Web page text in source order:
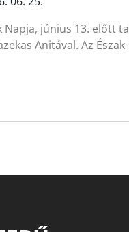
Napja, június 13. előtt
Anitával. Az